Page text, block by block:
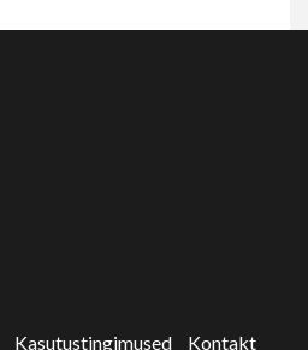
Kasutustingimused Kontakt